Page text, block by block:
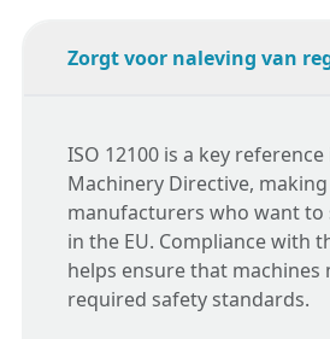
Zorgt voor naleving van
ISO 12100 is a key
Machinery Directive,
manufacturers who want to
in the EU. Compliance with
helps ensure that machines
required safety standards.